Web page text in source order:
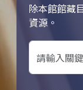
除本館館藏
資源。
關鍵字搜尋